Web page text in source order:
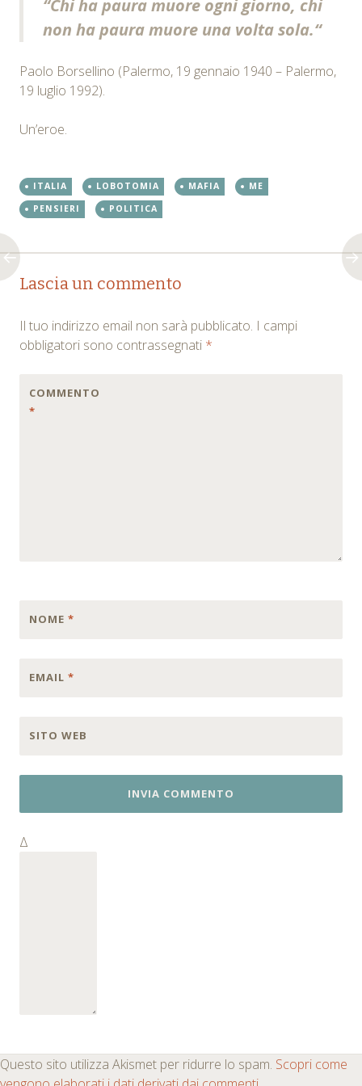
“Chi ha paura muore ogni giorno, chi
non ha paura muore una volta sola.“
Paolo Borsellino (Palermo, 19 gennaio 1940 – Palermo,
19 luglio 1992).
Un’eroe.
ITALIA LOBOTOMIA MAFIA
ME
PENSIERI
POLITICA
Post
←
→
Lascia un commento
Il tuo indirizzo email non sarà pubblicato. I campi
obbligatori sono contrassegnati *
COMMENTO
*
NOME *
EMAIL *
SITO WEB
Δ
Questo sito utilizza Akismet per ridurre lo spam. Scopri come